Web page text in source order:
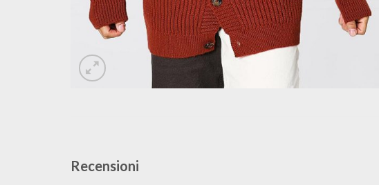
Recensioni